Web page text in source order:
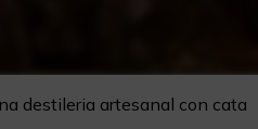
destileria artesanal con cata